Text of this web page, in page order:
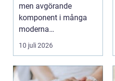
men avgörande
komponent i många
moderna
verksamheter. Den
10 juli 2026